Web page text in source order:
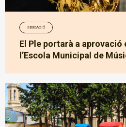
EDUCACIÓ
El Ple portarà a aprovació
l’Escola Municipal de